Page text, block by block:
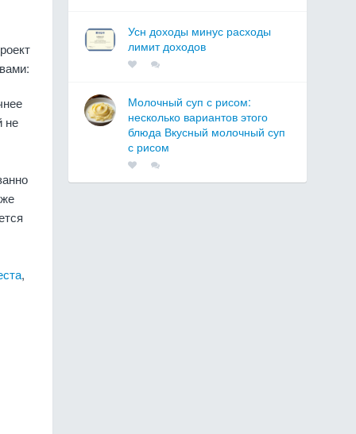
не
,
Усн доходы минус расходы
лимит доходов
Молочный суп с рисом:
несколько вариантов этого
блюда Вкусный молочный суп
с рисом